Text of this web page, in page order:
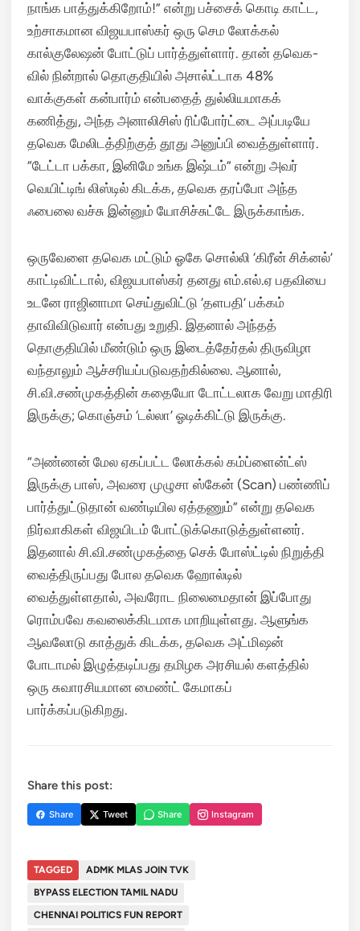
நாங்க பாத்துக்கிறோம்!” என்று பச்சைக் கொடி காட்ட,
உற்சாகமான விஜயபாஸ்கர் ஒரு செம லோக்கல்
கால்குலேஷன் போட்டுப் பார்த்துள்ளார். தான் தவெக-
வில் நின்றால் தொகுதியில் அசால்ட்டாக 48%
வாக்குகள் கன்பார்ம் என்பதைத் துல்லியமாகக்
கணித்து, அந்த அனாலிசிஸ் ரிப்போர்ட்டை அப்படியே
தவெக மேலிடத்திற்குத் தூது அனுப்பி வைத்துள்ளார்.
“டேட்டா பக்கா, இனிமே உங்க இஷ்டம்” என்று அவர்
வெயிட்டிங் லிஸ்டில் கிடக்க, தவெக தரப்போ அந்த
ஃபைலை வச்சு இன்னும் யோசிச்சுட்டே இருக்காங்க.
ஒருவேளை தவெக மட்டும் ஓகே சொல்லி ‘கிரீன் சிக்னல்’
காட்டிவிட்டால், விஜயபாஸ்கர் தனது எம்.எல்.ஏ பதவியை
உடனே ராஜினாமா செய்துவிட்டு ‘தளபதி’ பக்கம்
தாவிவிடுவார் என்பது உறுதி. இதனால் அந்தத்
தொகுதியில் மீண்டும் ஒரு இடைத்தேர்தல் திருவிழா
வந்தாலும் ஆச்சரியப்படுவதற்கில்லை. ஆனால்,
சி.வி.சண்முகத்தின் கதையோ டோட்டலாக வேறு மாதிரி
இருக்கு; கொஞ்சம் ‘டல்லா’ ஓடிக்கிட்டு இருக்கு.
“அண்ணன் மேல ஏகப்பட்ட லோக்கல் கம்ப்ளைன்ட்ஸ்
இருக்கு பாஸ், அவரை முழுசா ஸ்கேன் (Scan) பண்ணிப்
பார்த்துட்டுதான் வண்டியில ஏத்தணும்” என்று தவெக
நிர்வாகிகள் விஜயிடம் போட்டுக்கொடுத்துள்ளனர்.
இதனால் சி.வி.சண்முகத்தை செக் போஸ்ட்டில் நிறுத்தி
வைத்திருப்பது போல தவெக ஹோல்டில்
வைத்துள்ளதால், அவரோட நிலைமைதான் இப்போது
ரொம்பவே கவலைக்கிடமாக மாறியுள்ளது. ஆளுங்க
ஆவலோடு காத்துக் கிடக்க, தவெக அட்மிஷன்
போடாமல் இழுத்தடிப்பது தமிழக அரசியல் களத்தில்
ஒரு சுவாரசியமான மைண்ட் கேமாகப்
பார்க்கப்படுகிறது.
Share this post:
Share Tweet Share Instagram
TAGGED
ADMK MLAS JOIN TVK
BYPASS ELECTION TAMIL NADU
CHENNAI POLITICS FUN REPORT